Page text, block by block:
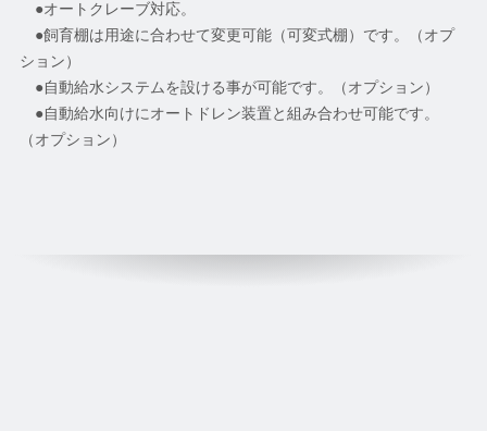
●オートクレーブ対応。
●飼育棚は用途に合わせて変更可能（可変式棚）です。（オプ
ション）
●自動給水システムを設ける事が可能です。（オプション）
●自動給水向けにオートドレン装置と組み合わせ可能です。
（オプション）